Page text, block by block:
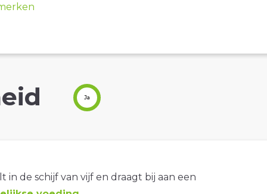
Ja
in de schijf van vijf en draagt bij aan een